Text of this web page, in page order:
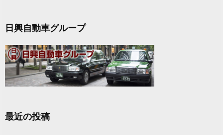
日興自動車グループ
最近の投稿